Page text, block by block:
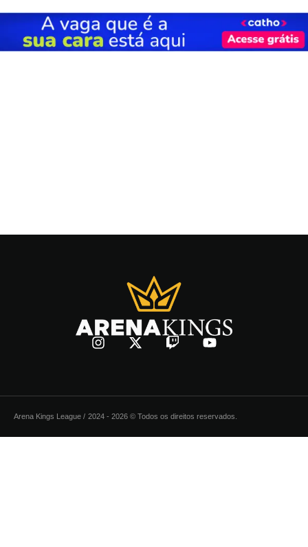
Arena Kings League / 2024 - 2026 © Todos os direitos reservados.